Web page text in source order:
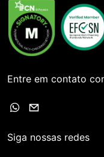
Entre em contato
Siga nossas redes